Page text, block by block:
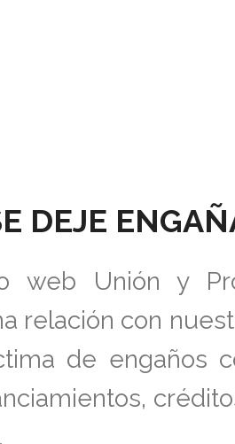
DEJE
web Unión y
relación con
de engaños